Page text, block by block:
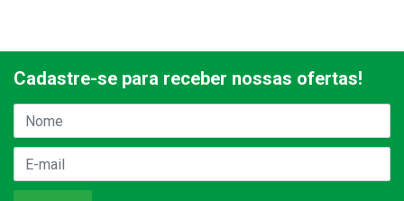
Cadastre-se para receber nossas ofertas!